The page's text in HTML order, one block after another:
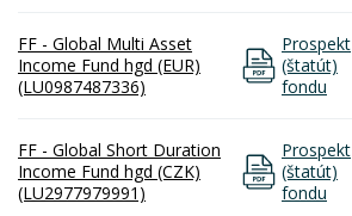
FF - Global Multi Asset
Income Fund hgd (EUR)
(LU0987487336)
Prospekt
(štatút)
fondu
FF - Global Short Duration
Income Fund hgd (CZK)
(LU2977979991)
Prospekt
(štatút)
fondu